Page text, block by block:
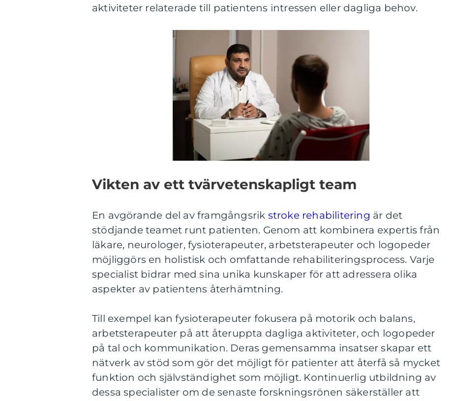
aktiviteter relaterade till patientens intressen eller dagliga behov.
Vikten av ett tvärvetenskapligt team
En avgörande del av framgångsrik stroke rehabilitering är det
stödjande teamet runt patienten. Genom att kombinera expertis från
läkare, neurologer, fysioterapeuter, arbetsterapeuter och logopeder
möjliggörs en holistisk och omfattande rehabiliteringsprocess. Varje
specialist bidrar med sina unika kunskaper för att adressera olika
aspekter av patientens återhämtning.
Till exempel kan fysioterapeuter fokusera på motorik och balans,
arbetsterapeuter på att återuppta dagliga aktiviteter, och logopeder
på tal och kommunikation. Deras gemensamma insatser skapar ett
nätverk av stöd som gör det möjligt för patienter att återfå så mycket
funktion och självständighet som möjligt. Kontinuerlig utbildning av
dessa specialister om de senaste forskningsrönen säkerställer att